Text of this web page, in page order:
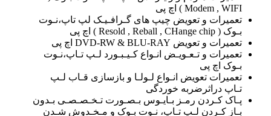
Modem , WIFI ) اچ پی
تعمیرات و تعویض چیپ های گـرافـیـک لپ تاپ،نـوت
بـوک ( Resold , Reball , CHange chip ) اچ پی
تعمیرات و تعویض DVD-RW & BLU-RAY اچ پی
تعمیرات و تـعـویـض انـواع کـیـبـورد لـپ تـاپ،نـوت
بـوک اچ پی
تعمیرات تعویض انـواع لـولـا و بازسازی قـاب لـپ
تـاپ دراثرضربه خوردگی
پـاک کـردن رمـز بـایـوس بـصـورت تـخـصـصـی بـدون
بـاز کـردن لـپ تـاپ، نـوت بـوک و مـخـدوش شـدن